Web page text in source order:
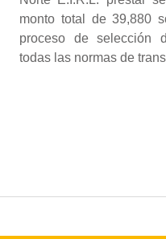
monto total de 39,880
proceso de selección
todas las normas de